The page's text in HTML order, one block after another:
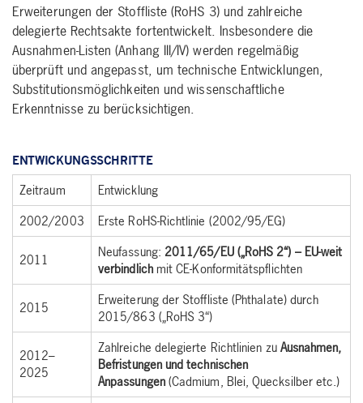
Erweiterungen der Stoffliste (RoHS 3) und zahlreiche
delegierte Rechtsakte fortentwickelt. Insbesondere die
Ausnahmen-Listen (Anhang III/IV) werden regelmäßig
überprüft und angepasst, um technische Entwicklungen,
Substitutionsmöglichkeiten und wissenschaftliche
Erkenntnisse zu berücksichtigen.
ENTWICKUNGSSCHRITTE
Zeitraum
Entwicklung
2002/2003
Erste RoHS-Richtlinie (2002/95/EG)
2011 Neufassung: 2011/65/EU („RoHS 2“) – EU-weit
verbindlich mit CE-Konformitätspflichten
2015
Erweiterung der Stoffliste (Phthalate) durch
2015/863 („RoHS 3“)
2012–
2025
Zahlreiche delegierte Richtlinien zu Ausnahmen,
Befristungen und technischen
Anpassungen (Cadmium, Blei, Quecksilber etc.)